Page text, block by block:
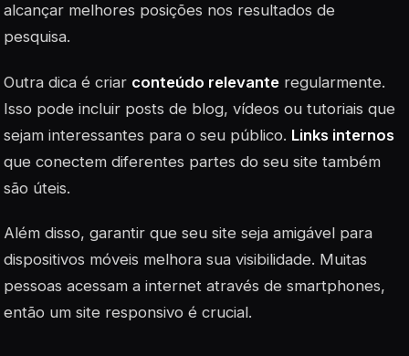
alcançar melhores posições nos resultados de
pesquisa.
Outra dica é criar conteúdo relevante regularmente.
Isso pode incluir posts de blog, vídeos ou tutoriais que
sejam interessantes para o seu público. Links internos
que conectem diferentes partes do seu site também
são úteis.
Além disso, garantir que seu site seja amigável para
dispositivos móveis melhora sua visibilidade. Muitas
pessoas acessam a internet através de smartphones,
então um site responsivo é crucial.